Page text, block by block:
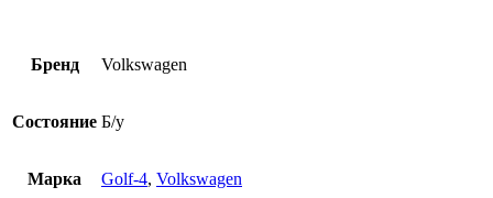
Бренд Volkswagen
Состояние Б/у
Марка Golf-4, Volkswagen